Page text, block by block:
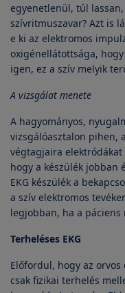
egyenetlenül, túl
szívritmuszavar? Azt is
e ki az elektromos
oxigénellátottsága,
igen, ez a szív melyik
A vizsgálat menete
A hagyományos,
vizsgálóasztalon pihen,
végtagjaira
hogy a készülék jobban
EKG készülék a
a szív elektromos
legjobban, ha a páciens
Terheléses EKG
Előfordul, hogy az
csak fizikai terhelés